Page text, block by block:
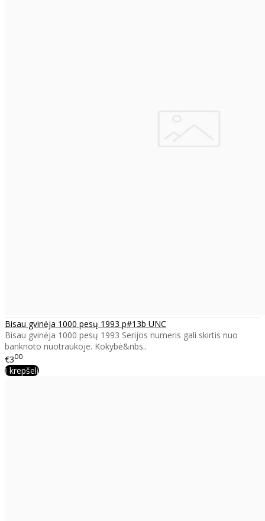
Bisau gvinėja 1000 pesų 1993 p#13b UNC
Bisau gvinėja 1000 pesų 1993 Serijos numeris gali skirtis nuo
banknoto nuotraukoje. Kokybė&nbs..
€300
Į krepšelį